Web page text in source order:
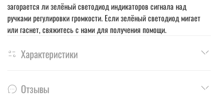
загорается ли зелёный светодиод индикаторов сигнала над
ручками регулировки громкости. Если зелёный светодиод мигает
или гаснет, свяжитесь с нами для получения помощи.
Характеристики
Отзывы